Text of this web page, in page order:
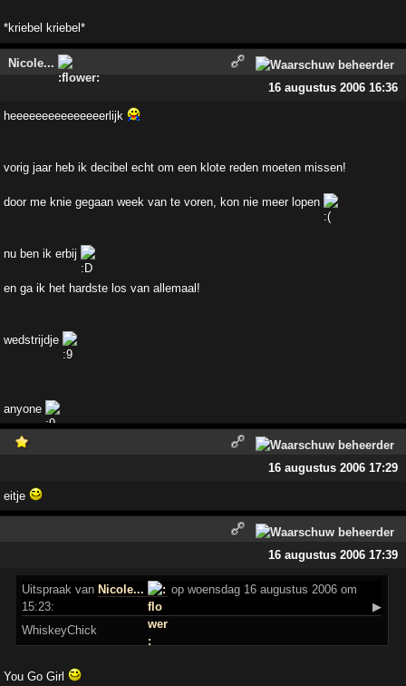
*kriebel kriebel*
Nicole...
16 augustus 2006 16:36
heeeeeeeeeeeeeeerlijk
vorig jaar heb ik decibel echt om een klote reden moeten missen!
door me knie gegaan week van te voren, kon nie meer lopen
nu ben ik erbij
en ga ik het hardste los van allemaal!
wedstrijdje
anyone
16 augustus 2006 17:29
eitje
16 augustus 2006 17:39
Uitspraak van Nicole...
op woensdag 16 augustus 2006 om
15:23:
▶
WhiskeyChick
You Go Girl